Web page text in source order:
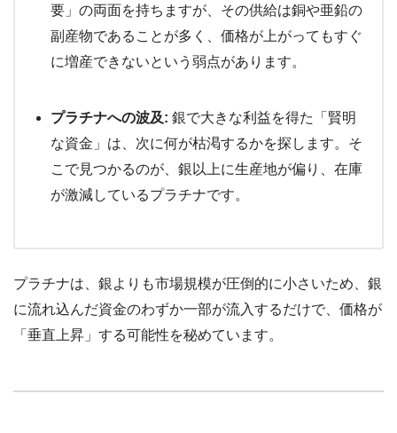
要」の両面を持ちますが、その供給は銅や亜鉛の
副産物であることが多く、価格が上がってもすぐ
に増産できないという弱点があります。
プラチナへの波及: 銀で大きな利益を得た「賢明
な資金」は、次に何が枯渇するかを探します。そ
こで見つかるのが、銀以上に生産地が偏り、在庫
が激減しているプラチナです。
プラチナは、銀よりも市場規模が圧倒的に小さいため、銀
に流れ込んだ資金のわずか一部が流入するだけで、価格が
「垂直上昇」する可能性を秘めています。